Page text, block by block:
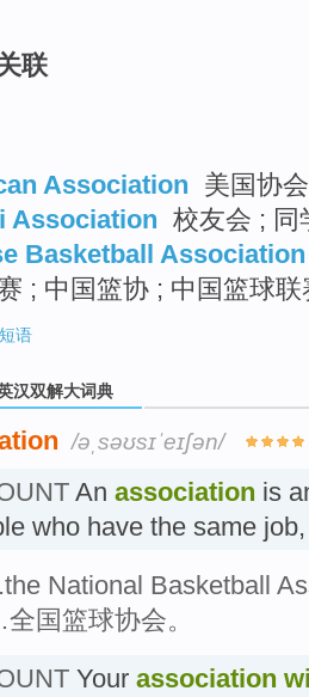
联
Association 美国协
Association 校友会 ; 同
Basketball Association
; 中国篮协 ; 中国篮球联
语
汉双解大词典
/əˌsəʊsɪˈeɪʃən/
An association is
who have the same
National Basketball
国篮球协会。
Your association